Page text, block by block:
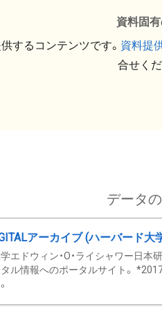
資料固
するコンテンツです。 資料提
合せくだ
データ
アーカイブ (ハーバード
エドウィン・O・ライシャワー日本
ル情報へのポータルサイト。